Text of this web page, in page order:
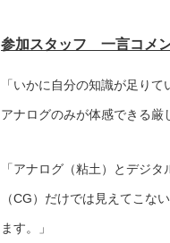
参加スタッフ 一言コメ
「いかに自分の知識が足り
アナログのみが体感できる厳
「アナログ（粘土）とデジ
（CG）だけでは見えてこな
ます。」